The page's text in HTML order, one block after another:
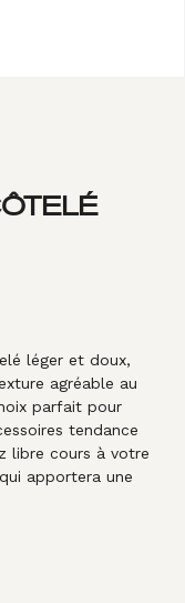
léger et doux,
agréable au
parfait pour
tendance
libre cours à votre
apportera une